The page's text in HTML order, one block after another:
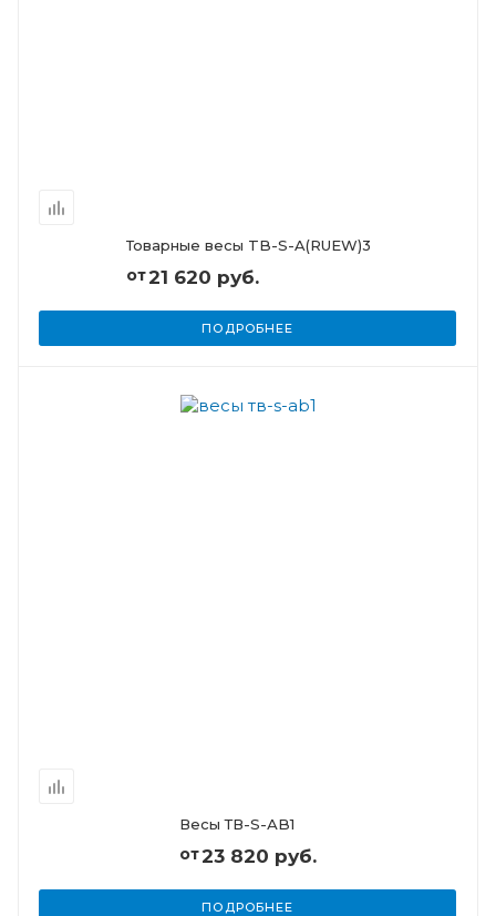
Товарные весы TB-S-A(RUEW)3
от21 620 руб.
ПОДРОБНЕЕ
Весы ТВ-S-АB1
от23 820 руб.
ПОДРОБНЕЕ